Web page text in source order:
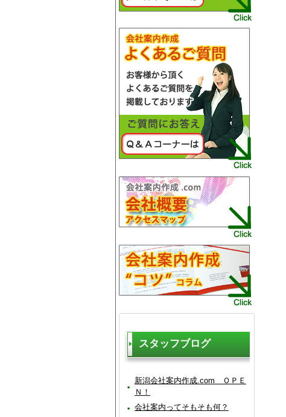
スタッフブログ
新潟会社案内作成.com ＯＰＥ
Ｎ！
会社案内ってそもそも何？